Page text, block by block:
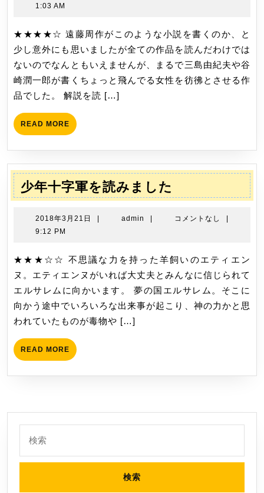
を
読
み
ま
月
24
1:03 AM
★★★★☆ 遠藤周作がこのような小説を書くのか、と
少し意外にも思いましたが全ての作品を読んだわけでは
ないのでなんともいえませんが、まるで三島由紀夫や谷
崎潤一郎が書くちょっと飛んでる女性を彷彿とさせる作
品でした。 解説を読 […]
READ MORE READ
MORE
少年十字軍を読みました
年
十
を
読
み
ま
2018年3月21日
2018
月
21
admin admin コメントなし
9:12 PM
★★★☆☆ 不思議な力を持った羊飼いのエティエン
ヌ。エティエンヌがいれば大丈夫とみんなに信じられて
エルサレムに向かいます。 夢の国エルサレム。そこに
向かう途中でいろいろな出来事が起こり、神の力かと思
われていたものが毒物や […]
READ MORE READ
MORE
索: